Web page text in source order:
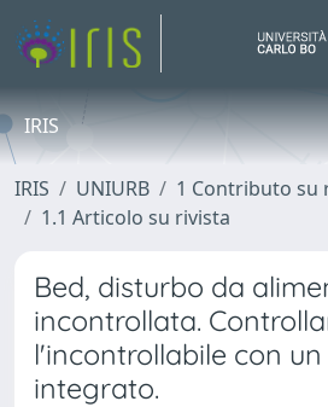
IRIS
IRIS UNIURB
1 Contributo su
1.1 Articolo su rivista
Bed, disturbo da
incontrollata.
l'incontrollabile con
integrato.